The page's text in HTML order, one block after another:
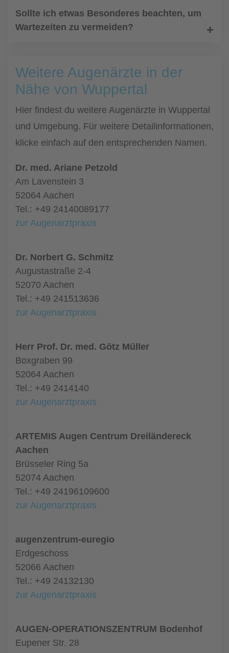
Sollte ich etwas Besonderes beachten, um
Wartezeiten zu vermeiden?
Weitere Augenärzte in der
Nähe von Wuppertal
Hier findest du weitere Augenärzte in Wuppertal
und Umgebung. Für weitere Detailinformationen,
klicke einfach auf den entsprechenden Namen.
Dr. med. Ariane Petzold
Am Lavenstein 3
52064 Aachen
Tel.: +49 24140089177
zur Augenarztpraxis
Dr. Norbert G. Schmitz
Augustastraße 2-4
52070 Aachen
Tel.: +49 241513636
zur Augenarztpraxis
Herr Prof. Dr. med. Götz Müller
Boxgraben 99
52064 Aachen
Tel.: +49 2414140
zur Augenarztpraxis
ARTEMIS Augen Centrum Dreiländereck
Aachen
Brüsseler Ring 5a
52074 Aachen
Tel.: +49 24196109600
zur Augenarztpraxis
augenzentrum-euregio
Erdgeschoss
52066 Aachen
Tel.: +49 24132130
zur Augenarztpraxis
AUGEN-OPERATIONSZENTRUM Bodenhof
Eupener Str. 28